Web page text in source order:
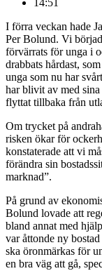
I förra veckan hade
Per Bolund. Vi
förvärrats för unga i
drabbats hårdast,
unga som nu har
har blivit av med
flyttat tillbaka från
Om trycket på
risken ökar för
konstaterade att vi
förändra sin
marknad”.
På grund av
Bolund lovade att
bland annat med
var åttonde ny
ska öronmärkas för
en bra väg att gå,